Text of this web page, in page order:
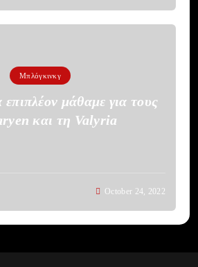
Μπλόγκινκγ
μάθαμε για τους
και τη Valyria
October 24, 2022